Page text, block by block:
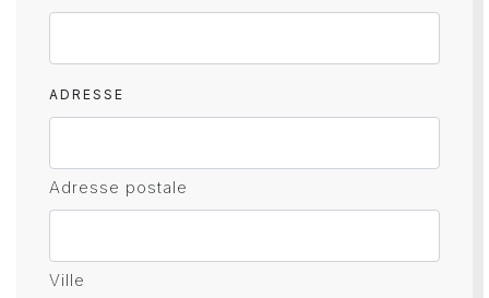
ADRESSE
Adresse postale
Ville